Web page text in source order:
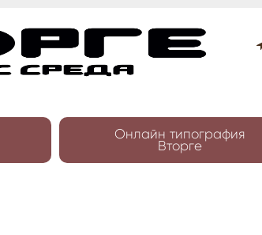
Онлайн типография
Вторге